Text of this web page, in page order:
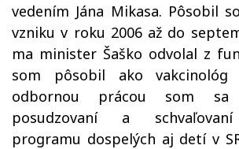
vedením Jána Mikasa. Pôsobil
vzniku v roku 2006 až do
ma minister Šaško odvolal z
som pôsobil ako vakcinológ
odbornou prácou som
posudzovaní a schvaľovaní
programu dospelých aj detí v